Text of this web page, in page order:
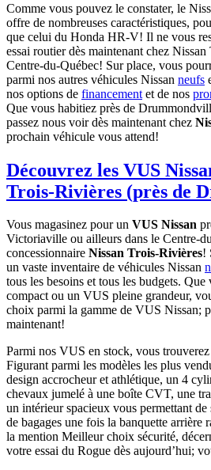
Comme vous pouvez le constater, le
offre de nombreuses caractéristiques,
que celui du Honda HR-V! Il ne vous
essai routier dès maintenant chez
Centre-du-Québec! Sur place, vous
parmi nos autres véhicules Nissan neufs
nos options de financement et de nos
Que vous habitiez près de
passez nous voir dès maintenant chez
prochain véhicule vous attend!
Découvrez les VUS
Trois-Rivières (près de
Vous magasinez pour un VUS Nissan
Victoriaville ou ailleurs dans le Centre-
concessionnaire Nissan Trois-Rivières!
un vaste inventaire de véhicules Nissan
tous les besoins et tous les budgets.
compact ou un VUS pleine grandeur,
choix parmi la gamme de VUS Nissan;
maintenant!
Parmi nos VUS en stock, vous
Figurant parmi les modèles les plus
design accrocheur et athlétique, un 4
chevaux jumelé à une boîte CVT, une
un intérieur spacieux vous permettant
de bagages une fois la banquette arrière
la mention Meilleur choix sécurité,
votre essai du Rogue dès aujourd’hui;